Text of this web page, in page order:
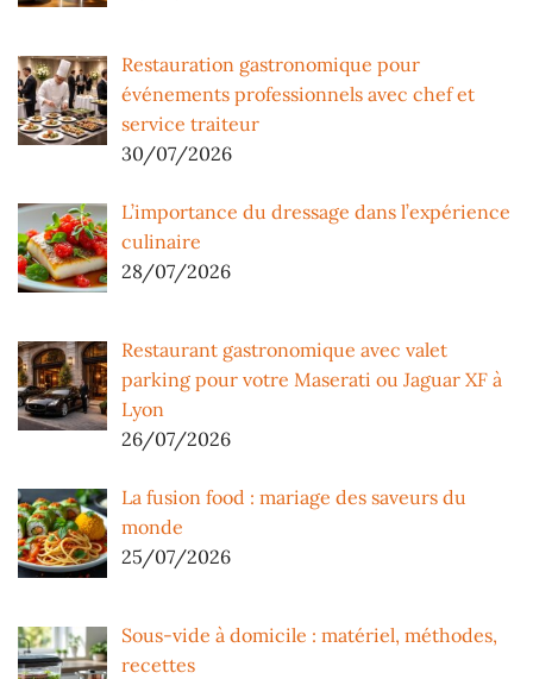
Restauration gastronomique pour
événements professionnels avec chef et
service traiteur
30/07/2026
L’importance du dressage dans l’expérience
culinaire
28/07/2026
Restaurant gastronomique avec valet
parking pour votre Maserati ou Jaguar XF à
Lyon
26/07/2026
La fusion food : mariage des saveurs du
monde
25/07/2026
Sous-vide à domicile : matériel, méthodes,
recettes